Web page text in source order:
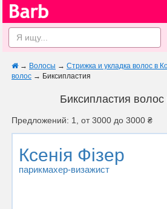
→ Волосы → Стрижка и укладка волос в
волос → Биксипластия
Биксипластия волос
Предложений: 1, от 3000 до 3000 ₴
Ксенія Фізер
парикмахер-визажист